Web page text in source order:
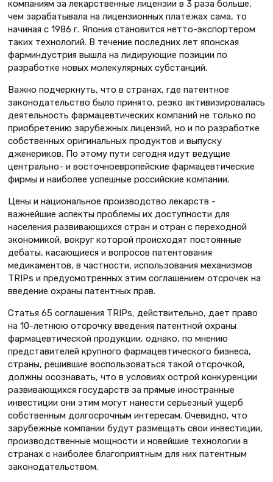
компаниям за лекарственные лицензии в 3 раза больше,
чем зарабатывала на лицензионных платежах сама, то
начиная с 1986 г. Япония становится нетто-экспортером
таких технологий. В течение последних лет японская
фарминдустрия вышла на лидирующие позиции по
разработке новых молекулярных субстанций.
Важно подчеркнуть, что в странах, где патентное
законодательство было принято, резко активизировалась
деятельность фармацевтических компаний не только по
приобретению зарубежных лицензий, но и по разработке
собственных оригинальных продуктов и выпуску
дженериков. По этому пути сегодня идут ведущие
центрально- и восточноевропейские фармацевтические
фирмы и наиболее успешные российские компании.
Цены и национальное производство лекарств -
важнейшие аспекты проблемы их доступности для
населения развивающихся стран и стран с переходной
экономикой, вокруг которой происходят постоянные
дебаты, касающиеся и вопросов патентования
медикаментов, в частности, использования механизмов
TRIPs и предусмотренных этим соглашением отсрочек на
введение охраны патентных прав.
Статья 65 соглашения TRIPs, действительно, дает право
на 10-летнюю отсрочку введения патентной охраны
фармацевтической продукции, однако, по мнению
представителей крупного фармацевтического бизнеса,
страны, решившие воспользоваться такой отсрочкой,
должны осознавать, что в условиях острой конкуренции
развивающихся государств за прямые иностранные
инвестиции они этим могут нанести серьезный ущерб
собственным долгосрочным интересам. Очевидно, что
зарубежные компании будут размещать свои инвестиции,
производственные мощности и новейшие технологии в
странах с наиболее благоприятным для них патентным
законодательством.